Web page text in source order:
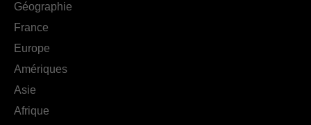
Géographie
France
Europe
Amériques
Asie
Afrique